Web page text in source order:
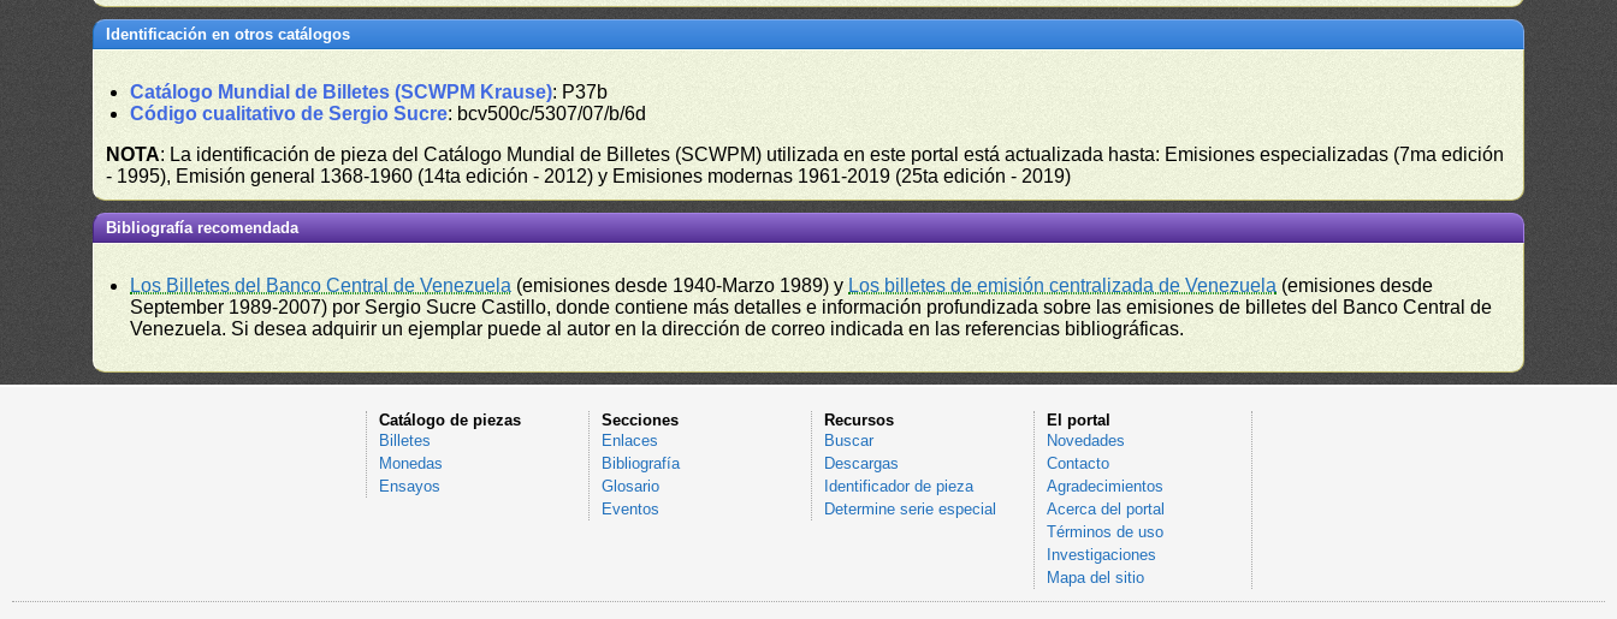
Identificación en otros catálogos
Catálogo Mundial de Billetes (SCWPM Krause): P37b
Código cualitativo de Sergio Sucre: bcv500c/5307/07/b/6d
NOTA: La identificación de pieza del Catálogo Mundial de Billetes (SCWPM) utilizada en este portal está actualizada hasta: Emisiones especializadas (7ma edición
- 1995), Emisión general 1368-1960 (14ta edición - 2012) y Emisiones modernas 1961-2019 (25ta edición - 2019)
Bibliografía recomendada
Los Billetes del Banco Central de Venezuela (emisiones desde 1940-Marzo 1989) y Los billetes de emisión centralizada de Venezuela (emisiones desde
September 1989-2007) por Sergio Sucre Castillo, donde contiene más detalles e información profundizada sobre las emisiones de billetes del Banco Central de
Venezuela. Si desea adquirir un ejemplar puede al autor en la dirección de correo indicada en las referencias bibliográficas.
Catálogo de piezas
Billetes
Monedas
Ensayos
Secciones
Enlaces
Bibliografía
Glosario
Eventos
Recursos
Buscar
Descargas
Identificador de pieza
Determine serie especial
El portal
Novedades
Contacto
Agradecimientos
Acerca del portal
Términos de uso
Investigaciones
Mapa del sitio